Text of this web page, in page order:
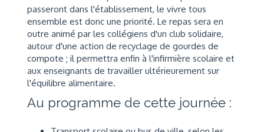
passeront dans l'établissement, le vivre tous
ensemble est donc une priorité. Le repas sera en
outre animé par les collégiens d'un club solidaire,
autour d'une action de recyclage de gourdes de
compote ; il permettra enfin à l'infirmière scolaire et
aux enseignants de travailler ultérieurement sur
l'équilibre alimentaire.
Au programme de cette journée :